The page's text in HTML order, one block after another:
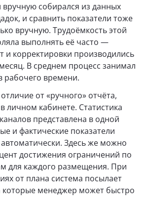
собирался из данных
и сравнить показатели тоже
вручную. Трудоёмкость этой
выполнять её часто —
и корректировки производились
В среднем процесс занимал
рабочего времени.
от «ручного» отчёта,
личном кабинете. Статистика
представлена в одной
и фактические показатели
Здесь же можно
достижения ограничений по
для каждого размещения. При
от плана система посылает
которые менеджер может быстро